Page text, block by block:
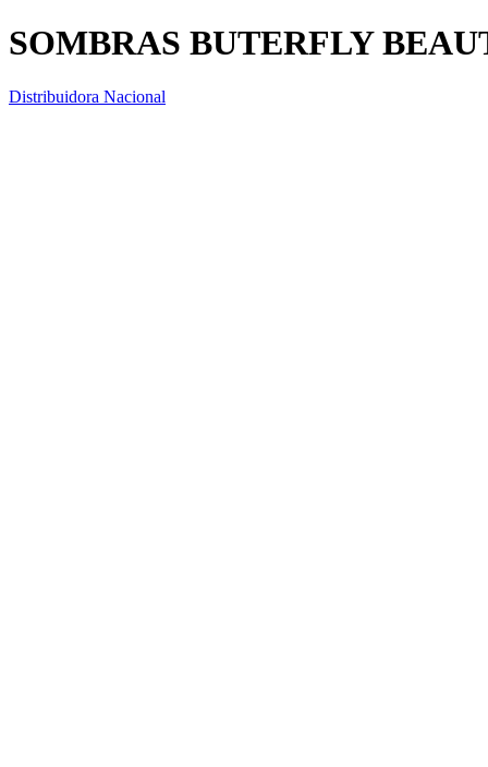
SOMBRAS BUTERFLY
Distribuidora Nacional